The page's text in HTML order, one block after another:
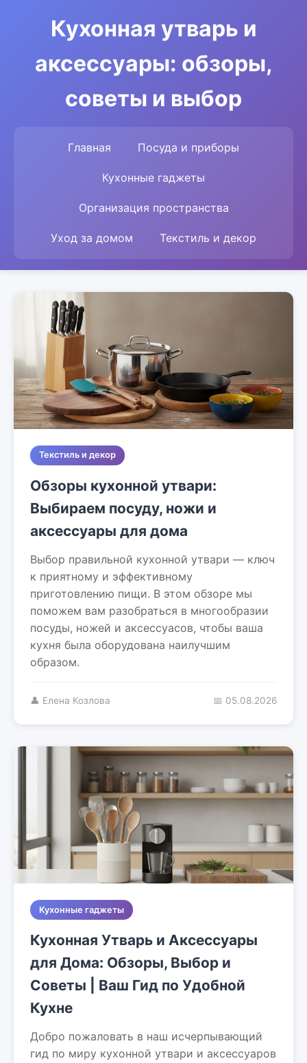
Кухонная утварь и
аксессуары: обзоры,
советы и выбор
Главная Посуда и приборы
Кухонные гаджеты
Организация пространства
Уход за домом Текстиль и декор
Текстиль и декор
Обзоры кухонной утвари:
Выбираем посуду, ножи и
аксессуары для дома
Выбор правильной кухонной утвари — ключ
к приятному и эффективному
приготовлению пищи. В этом обзоре мы
поможем вам разобраться в многообразии
посуды, ножей и аксессуасов, чтобы ваша
кухня была оборудована наилучшим
образом.
👤 Елена Козлова 📅 05.08.2026
Кухонные гаджеты
Кухонная Утварь и Аксессуары
для Дома: Обзоры, Выбор и
Советы | Ваш Гид по Удобной
Кухне
Добро пожаловать в наш исчерпывающий
гид по миру кухонной утвари и аксессуаров